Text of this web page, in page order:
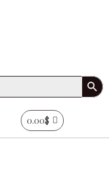
Search Button
0.00$